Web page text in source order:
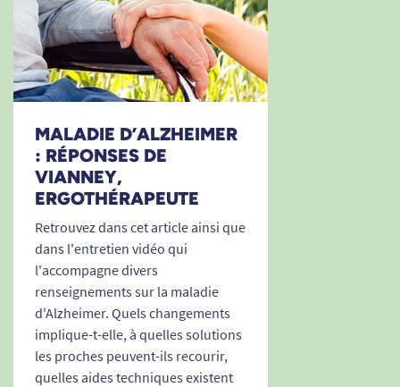
MALADIE D’ALZHEIMER
: RÉPONSES DE
VIANNEY,
ERGOTHÉRAPEUTE
Retrouvez dans cet article ainsi que
dans l'entretien vidéo qui
l'accompagne divers
renseignements sur la maladie
d'Alzheimer. Quels changements
implique-t-elle, à quelles solutions
les proches peuvent-ils recourir,
quelles aides techniques existent